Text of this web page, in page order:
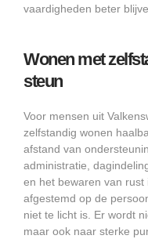
vaardigheden beter
Wonen met
steun
Voor mensen uit
zelfstandig wonen
afstand van
administratie,
en het bewaren van
afgestemd op de
niet te licht is. Er wordt
maar ook naar sterke